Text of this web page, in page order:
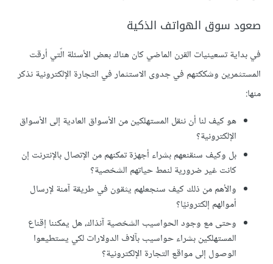
صعود سوق الهواتف الذكية
في بداية تسعينيات القرن الماضي كان هناك بعض الأسئلة الّتي أرقت
المستثمرين وشككتهم في جدوى الاستثمار في التجارة الإلكترونية نذكر
منها:
هو كيف لنا أن ننقل المستهلكين من الأسواق العادية إلى الأسواق
الإلكترونية؟
بل وكيف سنقنعهم بشراء أجهزة تمكنهم من الإتصال بالإنترنت إن
كانت غير ضرورية لنمط حياتهم الشخصية؟
والأهم من ذلك كيف سنجعلهم يثقون في طريقة آمنة لإرسال
أموالهم إلكترونيًا؟
وحتى مع وجود الحواسيب الشخصية آنذاك، هل يمكننا إقناع
المستهلكين بشراء حواسيب بآلاف الدولارات لكي يستطيعوا
الوصول إلى مواقع التجارة الإلكترونية؟